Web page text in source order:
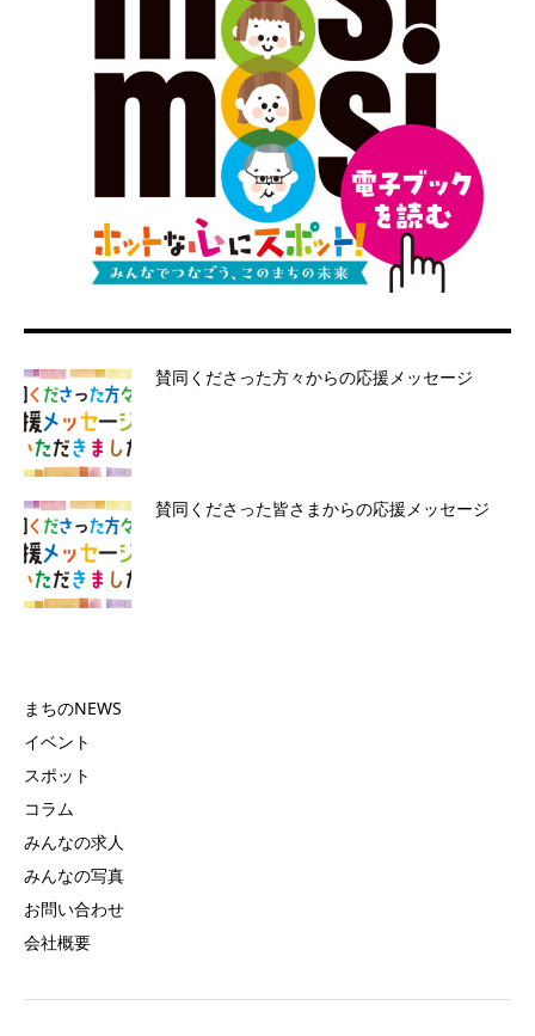
賛同くださった方々からの応援メッセージ
賛同くださった皆さまからの応援メッセージ
まちのNEWS
イベント
スポット
コラム
みんなの求人
みんなの写真
お問い合わせ
会社概要